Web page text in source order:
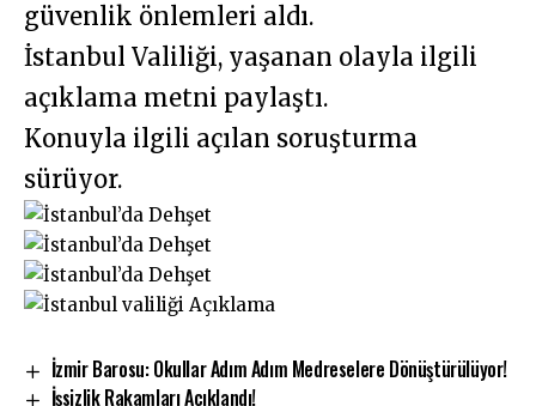
güvenlik önlemleri aldı.
İstanbul Valiliği, yaşanan olayla ilgili
açıklama metni paylaştı.
Konuyla ilgili açılan soruşturma
sürüyor.
İzmir Barosu: Okullar Adım Adım Medreselere Dönüştürülüyor!
İşsizlik Rakamları Açıklandı!